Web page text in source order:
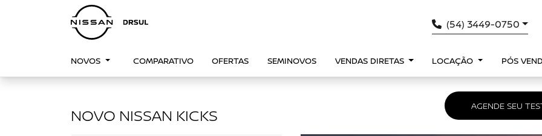
(54) 3449-0750
NOVOS COMPARATIVO OFERTAS SEMINOVOS VENDAS DIRETAS LOCAÇÃO PÓS
NOVO NISSAN KICKS AGENDE SEU